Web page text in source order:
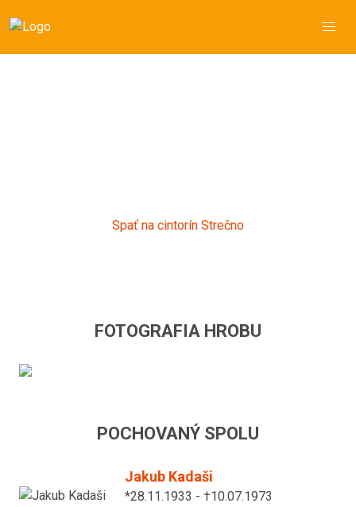
Spať na cintorín Strečno
FOTOGRAFIA HROBU
POCHOVANÝ SPOLU
Jakub Kadaši
*28.11.1933 - †10.07.1973